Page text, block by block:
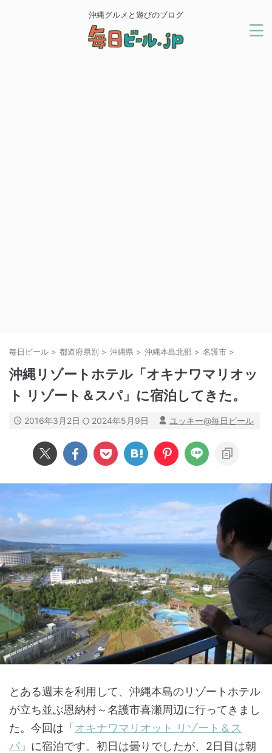
沖縄グルメと遊びのブログ
毎日ビール > 都道府県別 > 沖縄県 > 沖縄本島北部 > 名護市 >
沖縄リゾートホテル「オキナワマリオッ
ト リゾート＆スパ」に宿泊してきた。
2016年3月2日 2024年5月9日 ユッキー@毎日ビール
とある週末を利用して、沖縄本島のリゾートホテル
が立ち並ぶ恩納村～名護市喜瀬周辺に行ってきまし
た。今回は「オキナワマリオット リゾート＆ス
パ 」に宿泊です。初日は曇りでしたが、2日目は朝